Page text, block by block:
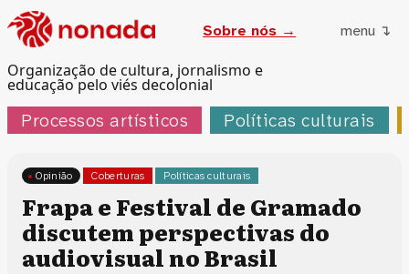
Organização de cultura, jornalismo e
educação pelo viés decolonial
Sobre nós → menu ↴
Processos artísticos Políticas culturais
Coberturas
Opinião Políticas culturais
Frapa e Festival de Gramado
discutem perspectivas do
audiovisual no Brasil